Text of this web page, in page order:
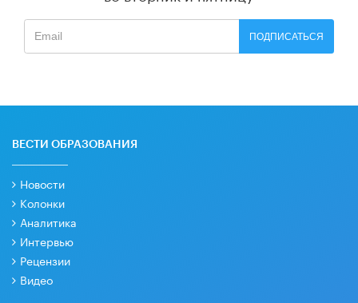
ПОДПИСАТЬСЯ
ВЕСТИ ОБРАЗОВАНИЯ
Новости
Колонки
Аналитика
Интервью
Рецензии
Видео